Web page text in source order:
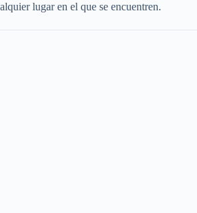
lugar en el que se encuentren.